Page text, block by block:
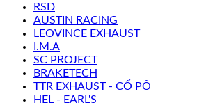
RSD
AUSTIN RACING
LEOVINCE EXHAUST
I.M.A
SC PROJECT
BRAKETECH
TTR EXHAUST - CỔ PÔ
HEL - EARL'S